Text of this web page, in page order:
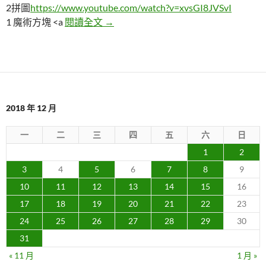
2拼圖https://www.youtube.com/watch?v=xvsGI8JVSvI
1 魔術方塊 <a 閱讀全文 看這個人怎麼轉完這顆超大顆17X17
→
2018 年 12 月
一 二 三 四 五 六
日
1
2
3
4 5 6 7 8
9
10
11 12 13 14 15
16
17
18 19 20 21 22
23
24
25 26 27 28 29
30
31
« 11 月
1 月 »